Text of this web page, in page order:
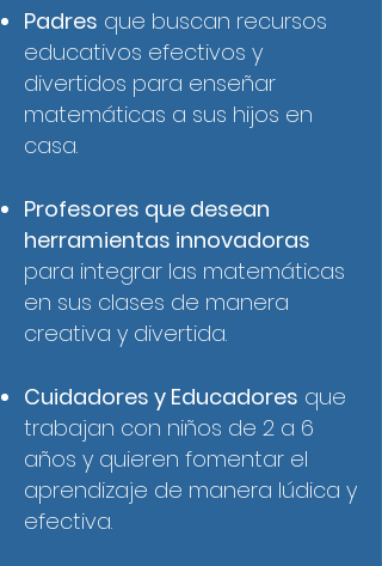
Padres que buscan recursos
educativos efectivos y
divertidos para enseñar
matemáticas a sus hijos en
casa.
Profesores que desean
herramientas innovadoras
para integrar las matemáticas
en sus clases de manera
creativa y divertida.
Cuidadores y Educadores que
trabajan con niños de 2 a 6
años y quieren fomentar el
aprendizaje de manera lúdica y
efectiva.